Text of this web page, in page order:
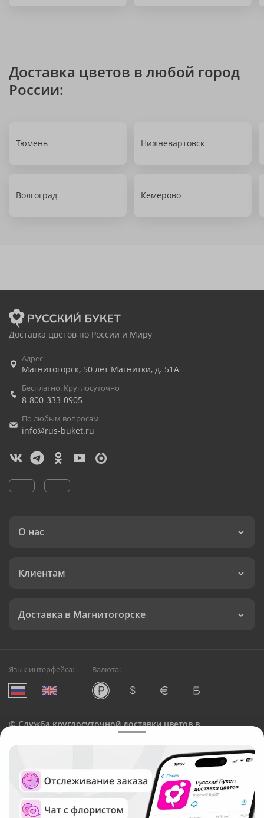
Доставка цветов в любой город
России:
Тюмень Нижневартовск
Волгоград Кемерово
Доставка цветов по России и Миру
Адрес
Магнитогорск, 50 лет Магнитки, д. 51А
Бесплатно. Круглосуточно
8-800-333-0905
По любым вопросам
info@rus-buket.ru
О нас
Клиентам
Доставка в Магнитогорске
Язык интерфейса: Валюта:
©Служба круглосуточной доставки цветов в
Русский Букет, 2026
Общество с ограниченной ответственностью «Технология»
ОГРН: 1195476081745, ИНН: 5410081997
Юридический адрес: г. Новосибирск, ул. Ипподромская,
д.42, оф. 3